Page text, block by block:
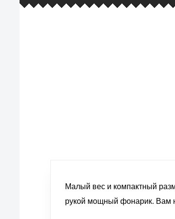
Малый вес и компактный
рукой мощный фонарик. Вам